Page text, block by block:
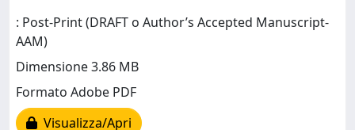
: Post-Print (DRAFT o Author’s Accepted Manuscript-
AAM)
Dimensione 3.86 MB
Formato Adobe PDF
Visualizza/Apri